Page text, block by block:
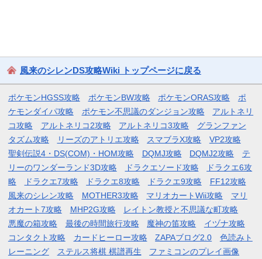
風来のシレンDS攻略Wiki トップページに戻る
ポケモンHGSS攻略 ポケモンBW攻略 ポケモンORAS攻略
ポ
ケモンダイパ攻略
ポケモン不思議のダンジョン攻略
アルトネリ
コ攻略
アルトネリコ2攻略 アルトネリコ3攻略
グランファン
タズム攻略
リーズのアトリエ攻略 スマブラX攻略
VP2攻略
聖剣伝説4・DS(COM)・HOM攻略
DQMJ攻略 DQMJ2攻略
テ
リーのワンダーランド3D攻略
ドラクエソード攻略
ドラクエ6攻
略
ドラクエ7攻略 ドラクエ8攻略 ドラクエ9攻略
FF12攻略
風来のシレン攻略
MOTHER3攻略 マリオカートWii攻略
マリ
オカート7攻略
MHP2G攻略
レイトン教授と不思議な町攻略
悪魔の箱攻略
最後の時間旅行攻略 魔神の笛攻略
イヅナ攻略
コンタクト攻略
カードヒーロー攻略 ZAPAブログ2.0
色読みト
レーニング
ステルス将棋 棋譜再生 ファミコンのプレイ画像